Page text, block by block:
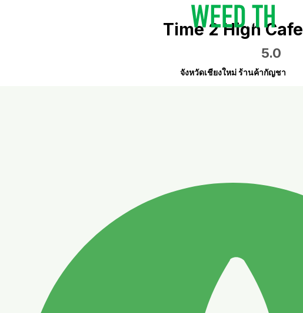
Time 2 High Cafe
5.0
จังหวัดเชียงใหม่ ร้านค้ากัญชา